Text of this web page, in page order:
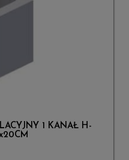
1 KANAŁ H-